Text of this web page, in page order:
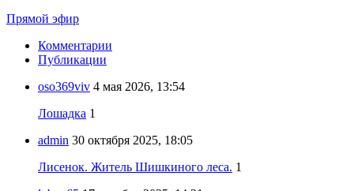
Прямой эфир
Комментарии
Публикации
oso369viv 4 мая 2026, 13:54
Лошадка 1
admin 30 октября 2025, 18:05
Лисенок. Житель Шишкиного леса. 1